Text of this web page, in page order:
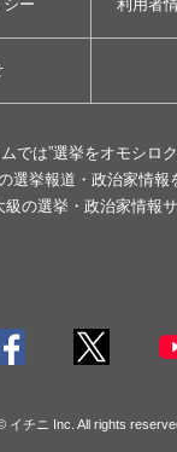
ー 利用者
では”選挙をオモシロク
選挙報道・政治家情報
級の選挙・政治家情報
イチニ Inc. All rights